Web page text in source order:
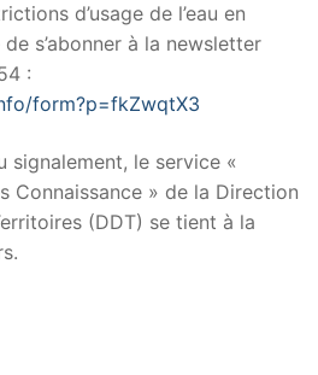
d’usage de l’eau en
s’abonner à la newsletter
:
form?p=fkZwqtX3
signalement, le service «
Connaissance » de la Direction
(DDT) se tient à la